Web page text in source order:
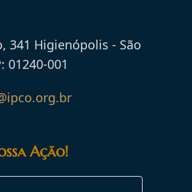
341 Higienópolis - São
01240-001
Ação!